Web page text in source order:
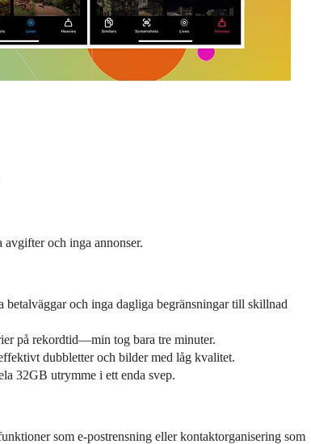
och inga annonser.
betalväggar och inga dagliga begränsningar till skillnad
på rekordtid—min tog bara tre minuter.
dubbletter och bilder med låg kvalitet.
32GB utrymme i ett enda svep.
som e-postrensning eller kontaktorganisering som